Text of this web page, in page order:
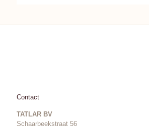
Contact
TATLAR BV
Schaarbeekstraat 56